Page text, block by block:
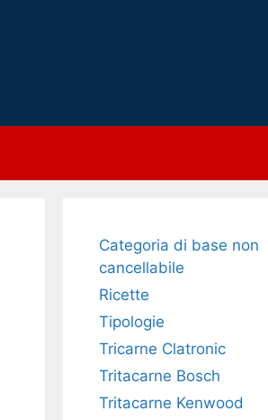
Categoria di base non
cancellabile
Ricette
Tipologie
Tricarne Clatronic
Tritacarne Bosch
Tritacarne Kenwood